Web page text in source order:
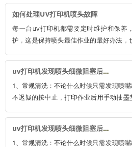
如何处理UV打印机喷头故障
每一台uv打印机都需要定时维护和保养
护，这是保持喷头最佳作业的最好办法
一个喷头动辄几万。 有时喷头阻塞无法
就可以使其正常运行。
uv打印机发现喷头细微阻塞后的处理办法
1、常规清洗：不论什么时候只需发现喷
不迟疑的按中止，打印作业后用手动抽
留墨水。留意：使用手动气泵时切勿用
损坏喷头。
uv打印机发现喷头细微阻塞后的处理办法
1、常规清洗：不论什么时候只需发现喷